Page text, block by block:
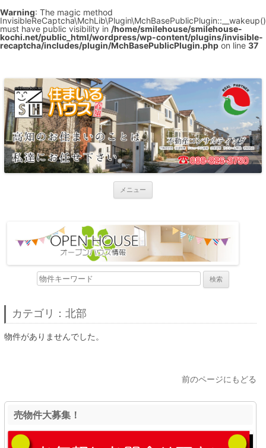
Warning: The magic method
InvisibleReCaptcha\MchLib\Plugin\MchBasePublicPlugin::__wakeup()
must have public visibility in /home/smilehouse/smilehouse-
kochi.net/public_html/wordpress/wp-content/plugins/invisible-
recaptcha/includes/plugin/MchBasePublicPlugin.php on line 37
の事を何も知らない方！大歓迎です。 私共は、「安心」「正確」「丁寧」
をモットーに明るく元気に笑顔でお客様をお出迎えします！ しつこい営業
は一切いたしませんのでご「安心」して私共にお任せ下さいませ！ 何かの
「ご縁」で知り合った方には全力でサポートをさせていただきます♪
メニュー
へ
キ
プ
物
件
(キ
ー
ワ
ー
ド)
カテゴリ：北部
物件がありませんでした。
前のページにもどる
売物件大募集！